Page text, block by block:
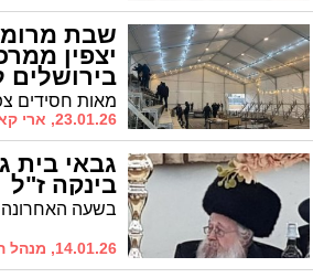
שבת
יצפין
בירושלים
23.01.26, ארי קאהן
גבאי בית
בינקה ז"ל
14.01.26, מנהל האתר